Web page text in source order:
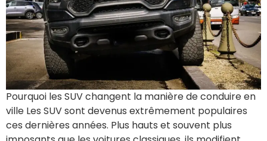
Pourquoi les SUV changent la manière de conduire en
ville Les SUV sont devenus extrêmement populaires
ces dernières années. Plus hauts et souvent plus